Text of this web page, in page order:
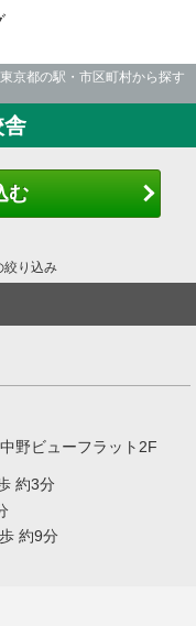
東京都の駅・市区町村から探す
舎
む
り込み
野ビューフラット2F
約3分
約9分